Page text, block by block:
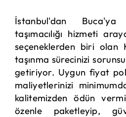
İstanbul'dan
taşımacılığı hizmeti
seçeneklerden biri olan
taşınma sürecinizi
getiriyor. Uygun fiyat
maliyetlerinizi
kalitemizden ödün
özenle paketleyip,